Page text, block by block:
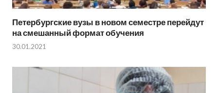
Петербургские вузы в новом семестре перейдут
на смешанный формат обучения
30.01.2021